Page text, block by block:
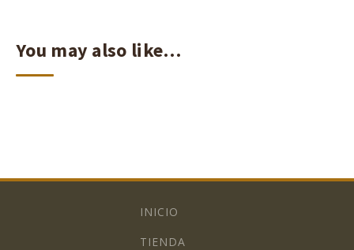
You may also like…
INICIO
TIENDA